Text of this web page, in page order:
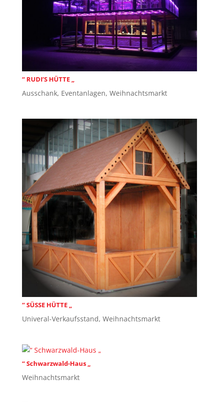
“ RUDI’S HÜTTE „
Ausschank, Eventanlagen, Weihnachtsmarkt
“ SÜSSE HÜTTE „
Univeral-Verkaufsstand, Weihnachtsmarkt
“ Schwarzwald-Haus „
Weihnachtsmarkt